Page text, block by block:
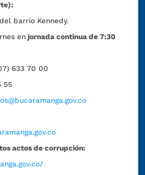
barrio Kennedy.
en jornada continua de 7:30
633 70 00
55
actos de corrupción: